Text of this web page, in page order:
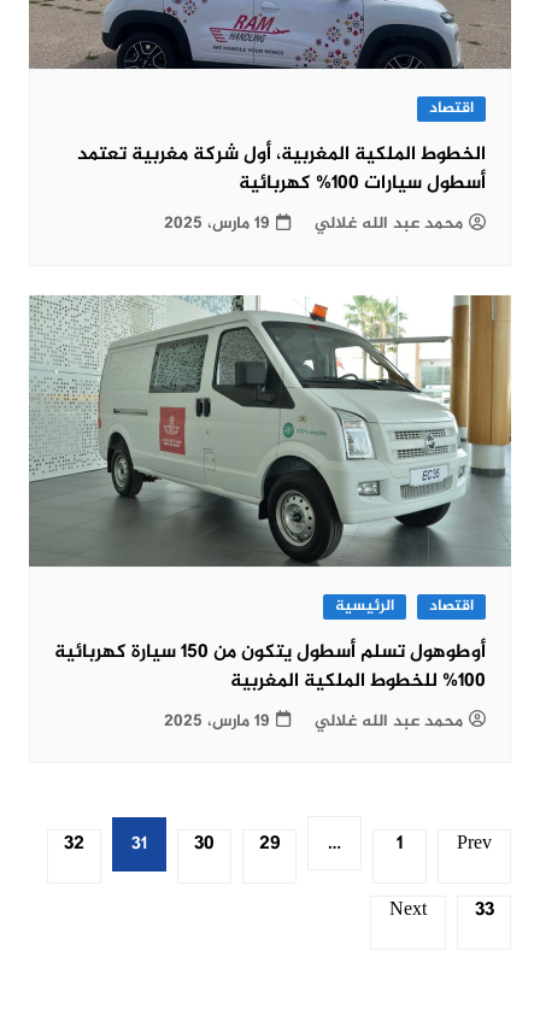
اقتصاد
الخطوط الملكية المغربية، أول شركة مغربية تعتمد
أسطول سيارات 100% كهربائية
محمد عبد الله غلالي 19 مارس، 2025
اقتصاد الرئيسية
أوطوهول تسلم أسطول يتكون من 150 سيارة كهربائية
100% للخطوط الملكية المغربية
محمد عبد الله غلالي 19 مارس، 2025
pagination
Prev
1
…
29
30
31
32
33
Next